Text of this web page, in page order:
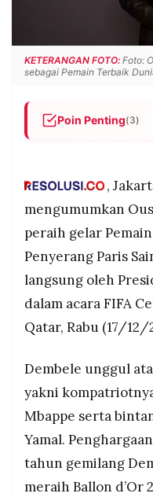
KIRIM
TULISAN
PENGADUAN TERM
OF
PT.
RESOLUSI
MEDIA
PRAMUDITA
©
PT.
RESOLUSI
PRAMUDITA
KETERANGAN FOTO: Foto:
sebagai Pemain Terbaik
Poin Penting(3)
Mbappe dan
Dembele tampil
gelar termasuk
35 gol dan 16
Aitana Bonmati
terbaik putri FIFA,
,
mengumumkan
peraih gelar
Penyerang Paris
langsung oleh
dalam acara FIFA
Qatar, Rabu (17/
Dembele unggul
yakni
Mbappe serta
Yamal.
tahun gemilang
meraih Ballon d’Or